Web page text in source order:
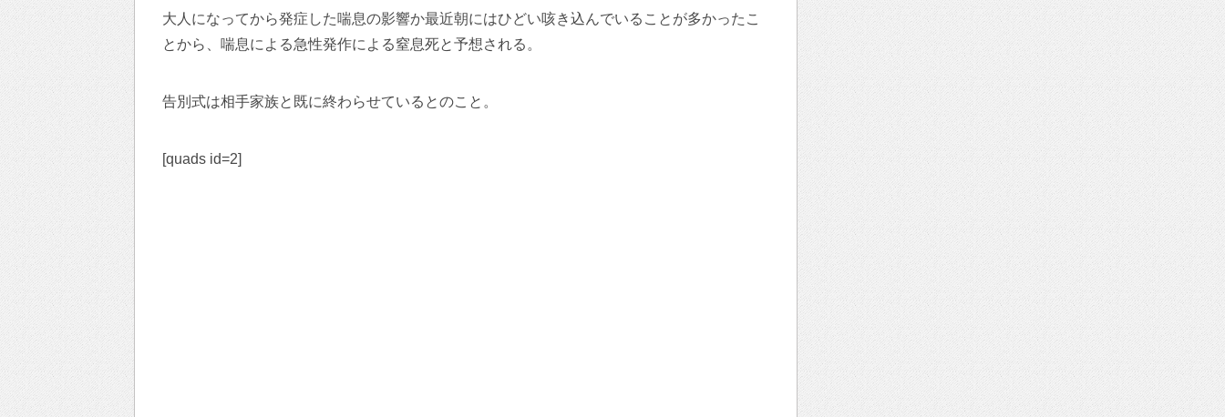
大人になってから発症した喘息の影響か最近朝にはひどい咳き込んでいることが多かったこ
とから、喘息による急性発作による窒息死と予想される。
告別式は相手家族と既に終わらせているとのこと。
[quads id=2]